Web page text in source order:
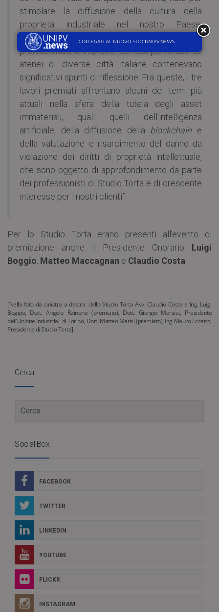
stimolare la diffusione della cultura della
proprietà industriale nel nostro Paese,
agevolando il dialogo tra università,
professionisti e imprese. Le tesi pervenute da
atenei di diverse città italiane contenevano
significativi spunti di riflessione. Fra queste, i tre
lavori premiati affrontano alcuni dei temi più
attuali nella sfera della tutela degli asset
immateriali, quali quelli dell’intelligenza
artificiale, della diffusione della blockchain e
della valutazione e risarcimento del danno da
violazione dei diritti di proprietà intellettuale,
che sono oggetto di approfondimento da parte
dei professionisti di Studio Torta e di crescente
interesse per i nostri clienti”.
Per lo Studio Torta erano presenti all’evento di
premiazione anche il Presidente Onorario Luigi
Boggio, Matteo Maccagnan e Claudio Costa
[Nella foto da sinistra a destra: dello Studio Torta Avv. Claudio Costa e Ing. Luigi
Boggio, Dott. Angelo Rainone (premiato), Dott. Giorgio Marsiaj, Presidente
dell’Unione Industriali di Torino, Dott. Matteo Mansi (premiato), Ing Mauro Eccetto,
Presidente di Studio Torta]
Cerca
Social Box
FACEBOOK
TWITTER
LINKEDIN
YOUTUBE
FLICKR
INSTAGRAM